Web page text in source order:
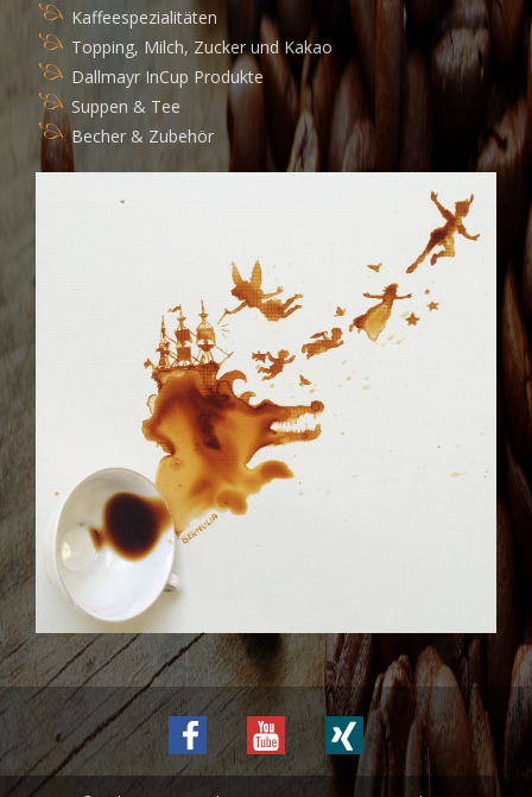
Kaffeespezialitäten
Topping, Milch, Zucker und Kakao
Dallmayr InCup Produkte
Suppen & Tee
Becher & Zubehör